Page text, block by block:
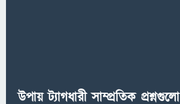
উপায় ট্যাগধারী সাম্প্রতিক প্রশ্নগুলো